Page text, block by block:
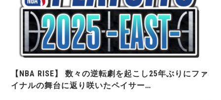
【NBA RISE】 数々の逆転劇を起こし25年ぶりにファ
イナルの舞台に返り咲いたペイサー…